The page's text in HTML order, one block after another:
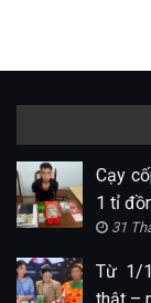
Cạy
1 tỉ
31
Từ 1/